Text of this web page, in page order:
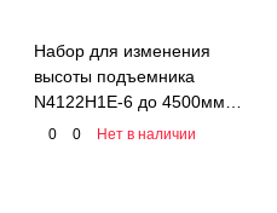
Набор для изменения
высоты подъемника
N4122H1E-6 до 4500мм
NORDBERG 01-00013947
0 0 Нет в наличии